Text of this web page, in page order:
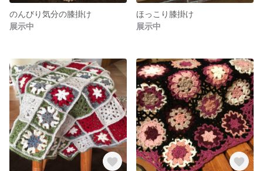
のんびり気分の膝掛け
展示中
ほっこり膝掛け
展示中